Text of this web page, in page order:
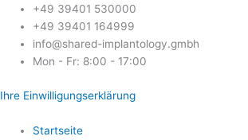
content
+49 39401 530000
+49 39401 164999
info@shared-implantology.gmbh
Mon - Fr: 8:00 - 17:00
Ihre Einwilligungserklärung
Startseite